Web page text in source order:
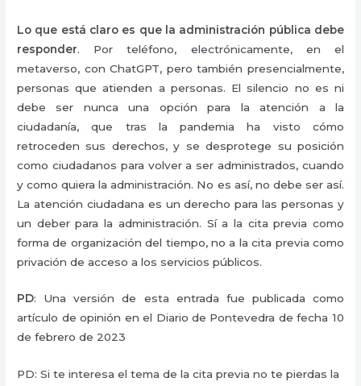
Lo que está claro es que la administración pública debe
responder. Por teléfono, electrónicamente, en el
metaverso, con ChatGPT, pero también presencialmente,
personas que atienden a personas. El silencio no es ni
debe ser nunca una opción para la atención a la
ciudadanía, que tras la pandemia ha visto cómo
retroceden sus derechos, y se desprotege su posición
como ciudadanos para volver a ser administrados, cuando
y como quiera la administración. No es así, no debe ser así.
La atención ciudadana es un derecho para las personas y
un deber para la administración. Sí a la cita previa como
forma de organización del tiempo, no a la cita previa como
privación de acceso a los servicios públicos.
PD: Una versión de esta entrada fue publicada como
artículo de opinión en el Diario de Pontevedra de fecha 10
de febrero de 2023
PD: Si te interesa el tema de la cita previa no te pierdas la